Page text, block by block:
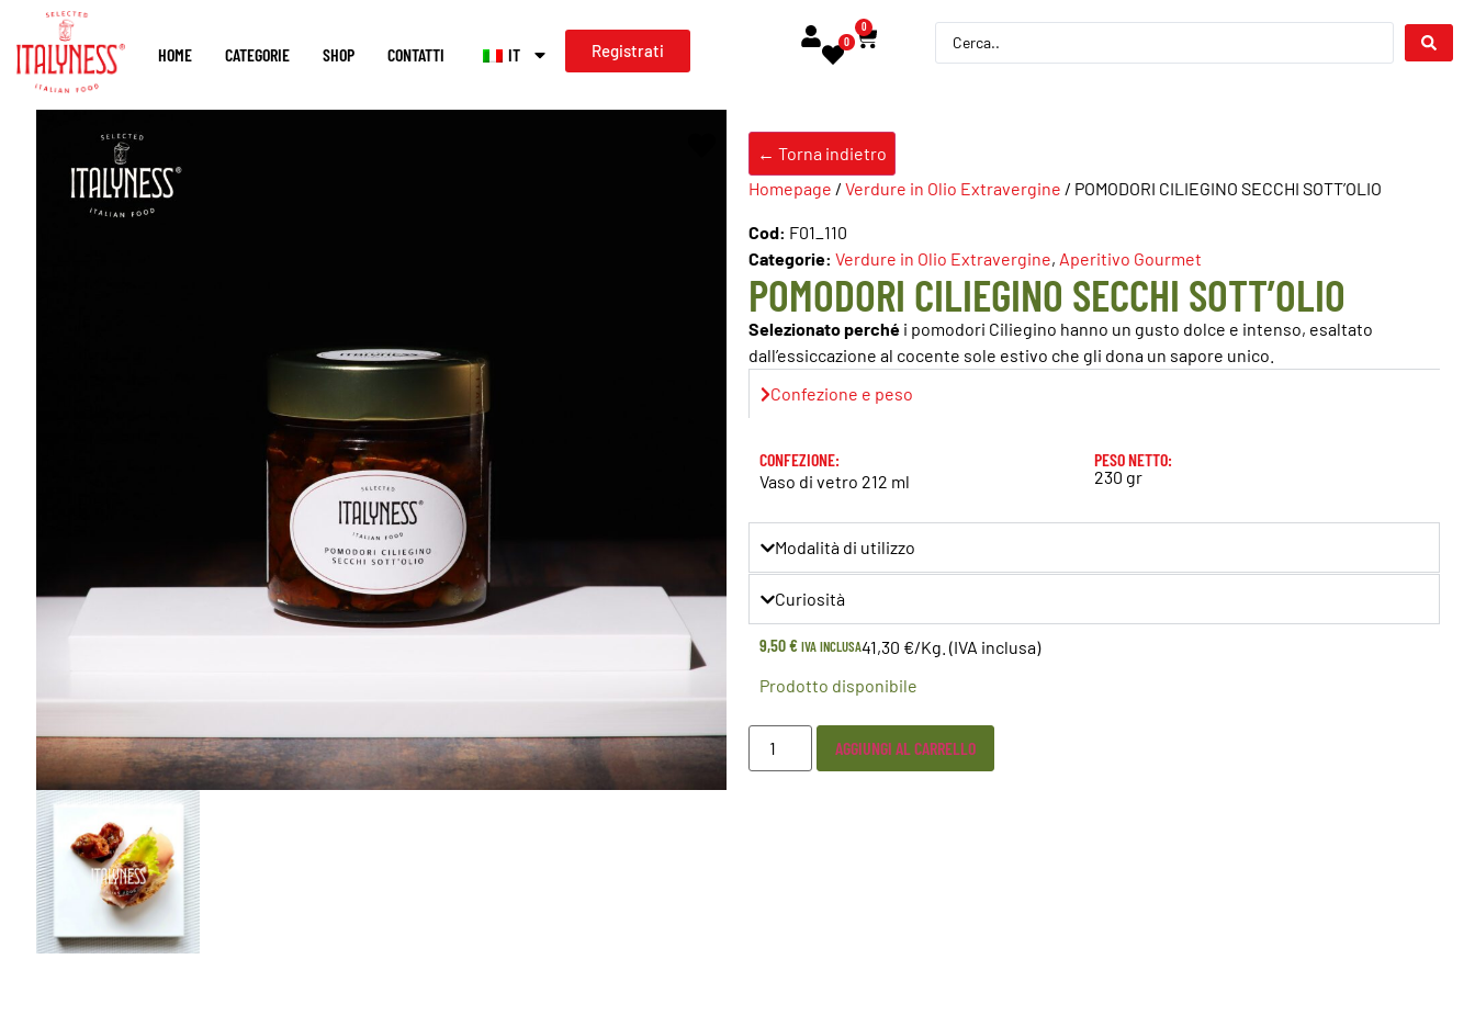
HOME CATEGORIE SHOP CONTATTI IT Registrati 0
0
← Torna indietro
Homepage / Verdure in Olio Extravergine / POMODORI CILIEGINO SECCHI SOTT’OLIO
Cod: F01_110
Categorie: Verdure in Olio Extravergine, Aperitivo Gourmet
POMODORI CILIEGINO SECCHI SOTT’OLIO
Selezionato perché i pomodori Ciliegino hanno un gusto dolce e intenso, esaltato
dall’essiccazione al cocente sole estivo che gli dona un sapore unico.
Confezione e peso
CONFEZIONE:
Vaso di vetro 212 ml
PESO NETTO:
230 gr
Modalità di utilizzo
Curiosità
9,50€IVA INCLUSA41,30 €/Kg. (IVA inclusa)
Prodotto disponibile
AGGIUNGI AL CARRELLO